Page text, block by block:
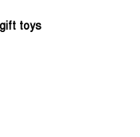
toys